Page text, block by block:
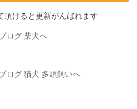
けると更新がんばれます